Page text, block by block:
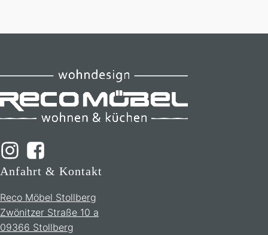
Anfahrt & Kontakt
Reco Möbel Stollberg
Zwönitzer Straße 10 a
09366 Stollberg